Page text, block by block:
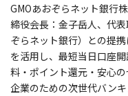
GMOあおぞらネット銀行
締役会長：金子岳人、代
ぞらネット銀行）との提
を活用し、最短当日口座
料・ポイント還元・安心
企業のための次世代バンキ